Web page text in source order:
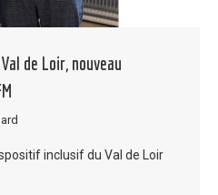
de Loir, nouveau
inclusif du Val de Loir